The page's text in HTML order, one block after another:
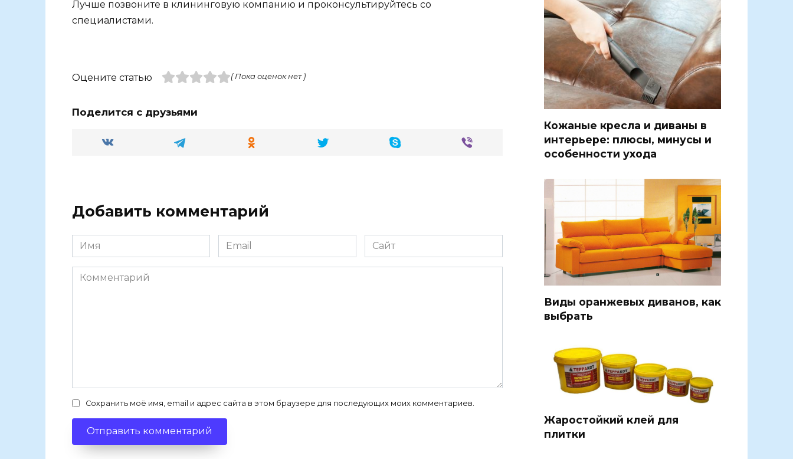
Лучше позвоните в клининговую компанию и проконсультируйтесь со
специалистами.
Оцените статью ( Пока оценок нет )
Поделится с друзьями
Добавить комментарий
Имя Email Сайт
Комментарий
Сохранить моё имя, email и адрес сайта в этом браузере для последующих моих комментариев.
Кожаные кресла и диваны в
интерьере: плюсы, минусы и
особенности ухода
Виды оранжевых диванов, как
выбрать
Жаростойкий клей для
плитки